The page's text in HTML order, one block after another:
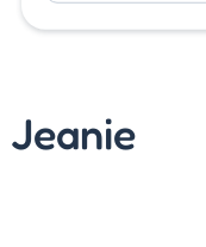
Jeanie